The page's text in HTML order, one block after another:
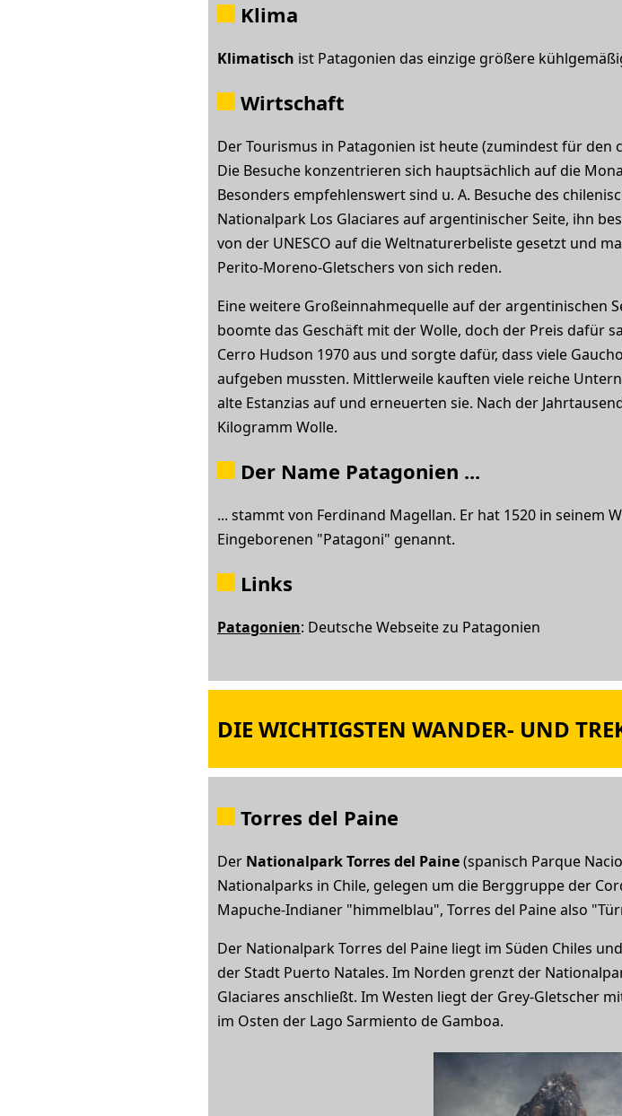
Klima
Klimatisch ist Patagonien das einzige größere
Wirtschaft
Der Tourismus in Patagonien ist heute (zumindest für
Die Besuche konzentrieren sich hauptsächlich auf die
Besonders empfehlenswert sind u. A. Besuche des
Nationalpark Los Glaciares auf argentinischer Seite, ihn
von der UNESCO auf die Weltnaturerbeliste gesetzt und
Perito-Moreno-Gletschers von sich reden.
Eine weitere Großeinnahmequelle auf der argentinischen
boomte das Geschäft mit der Wolle, doch der Preis dafür
Cerro Hudson 1970 aus und sorgte dafür, dass viele
aufgeben mussten. Mittlerweile kauften viele reiche
alte Estanzias auf und erneuerten sie. Nach der
Kilogramm Wolle.
Der Name Patagonien ...
... stammt von Ferdinand Magellan. Er hat 1520 in seinem
Eingeborenen "Patagoni" genannt.
Links
Patagonien: Deutsche Webseite zu Patagonien
DIE WICHTIGSTEN WANDER- UND
Torres del Paine
Der Nationalpark Torres del Paine(spanisch Parque
Nationalparks in Chile, gelegen um die Berggruppe der
Mapuche-Indianer "himmelblau", Torres del Paine also
Der Nationalpark Torres del Paine liegt im Süden Chiles
der Stadt Puerto Natales. Im Norden grenzt der
Glaciares anschließt. Im Westen liegt der Grey-Gletscher
im Osten der Lago Sarmiento de Gamboa.